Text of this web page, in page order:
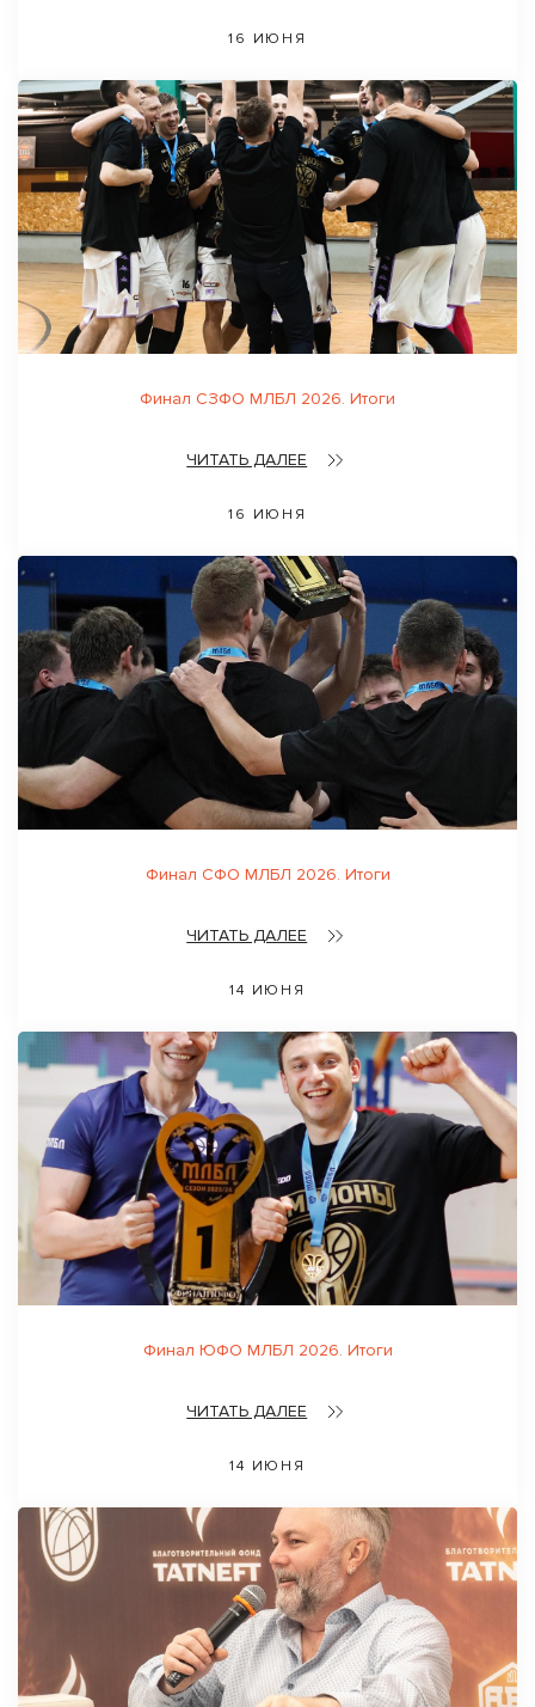
16 ИЮНЯ
Финал СЗФО МЛБЛ 2026. Итоги
ЧИТАТЬ ДАЛЕЕ
16 ИЮНЯ
Финал СФО МЛБЛ 2026. Итоги
ЧИТАТЬ ДАЛЕЕ
14 ИЮНЯ
Финал ЮФО МЛБЛ 2026. Итоги
ЧИТАТЬ ДАЛЕЕ
14 ИЮНЯ